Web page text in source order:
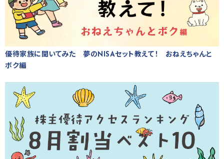
優待家族に聞いてみた 夢のNISAセット教えて！ おねえちゃんと
ボク編